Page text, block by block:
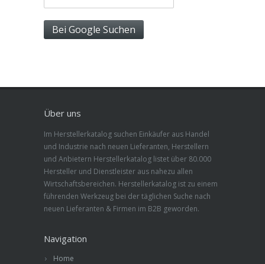
Über uns
Im Herstellerkatalog suchen Einkäufer aus Handel
und Industrie nach neuen Lieferanten, Herstellern
und Anbietern Herstellerkatalog listet über 80.000
Hersteller und Dienstleister aus nahezu allen
Wirtschaftsbereichen. Herstellerkatalog ist zu einem
führenden Werkzeug bei der täglichen Suche nach
neuen Lieferanten & Firmen im B2B geworden.
Navigation
Home